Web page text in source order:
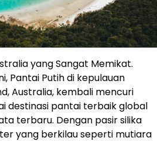
yang Sangat Memikat.
Pantai Putih di kepulauan
Australia, kembali mencuri
destinasi pantai terbaik global
terbaru. Dengan pasir silika
yang berkilau seperti mutiara